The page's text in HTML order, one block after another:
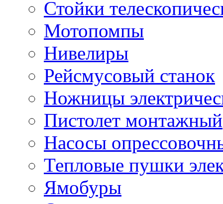
Стойки
Мотопомпы
Нивелиры
Рейсмусовый станок
Ножницы
Пистолет монтажный
Насосы
Тепловые пушки
Ямобуры